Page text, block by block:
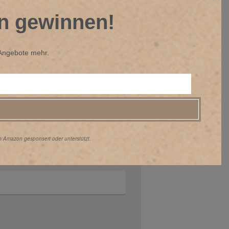
nimmt an Partnerprogrammen
wir eine kleine Provision,
hilft uns, unsere Arbeit an der
gewinnen!
mehr.
Amazon gesponsert oder unterstützt.